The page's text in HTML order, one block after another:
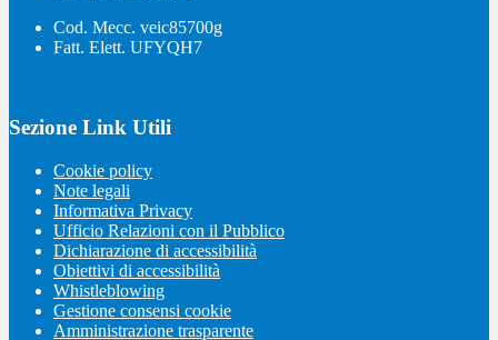
Cod. Mecc. veic85700g
Fatt. Elett. UFYQH7
Sezione Link Utili
Cookie policy
Note legali
Informativa Privacy
Ufficio Relazioni con il Pubblico
Dichiarazione di accessibilità
Obiettivi di accessibilità
Whistleblowing
Gestione consensi cookie
Amministrazione trasparente